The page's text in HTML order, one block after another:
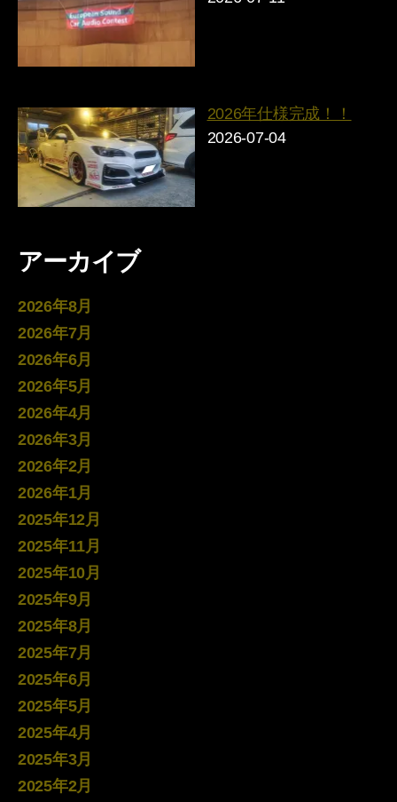
2026年仕様完成！！
2026-07-04
アーカイブ
2026年8月
2026年7月
2026年6月
2026年5月
2026年4月
2026年3月
2026年2月
2026年1月
2025年12月
2025年11月
2025年10月
2025年9月
2025年8月
2025年7月
2025年6月
2025年5月
2025年4月
2025年3月
2025年2月